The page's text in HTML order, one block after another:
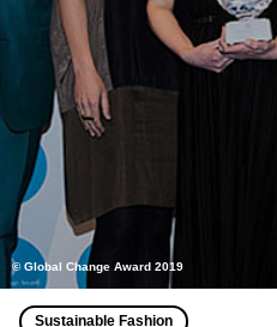
© Global Change Award 2019
Sustainable Fashion